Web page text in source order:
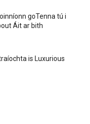
goTenna tú i
Áit ar bith
is Luxurious